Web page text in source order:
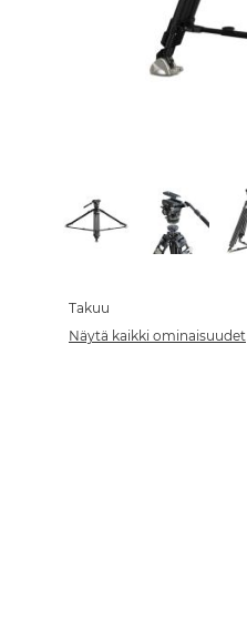
the
beginning
of
Takuu
Näytä kaikki ominaisuudet